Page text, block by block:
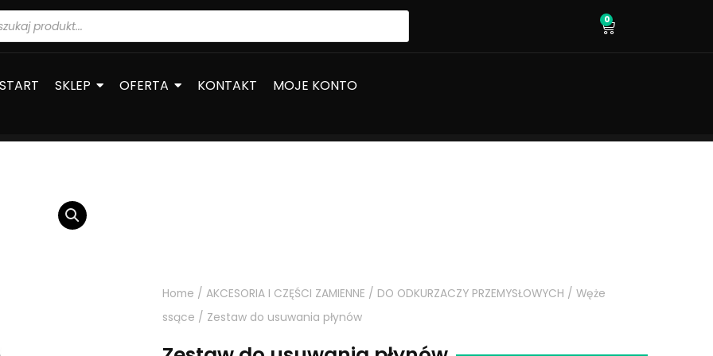
0 wózek
START SKLEP OFERTA KONTAKT MOJE KONTO
Home / AKCESORIA I CZĘŚCI ZAMIENNE / DO ODKURZACZY PRZEMYSŁOWYCH / Węże
ssące / Zestaw do usuwania płynów